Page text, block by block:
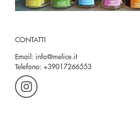
CONTATTI
Email: info@melice.it
Telefono: +39017266553